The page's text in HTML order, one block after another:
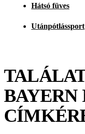
Hátsó füves
Utánpótlássport
BAYERN